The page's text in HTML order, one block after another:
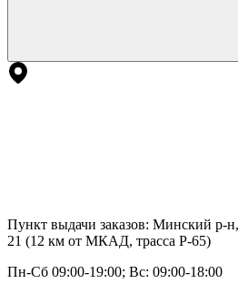
Пункт выдачи заказов: Минский р-
21 (12 км от МКАД, трасса P-65)
Пн-Сб 09:00-19:00; Вс: 09:00-18:00